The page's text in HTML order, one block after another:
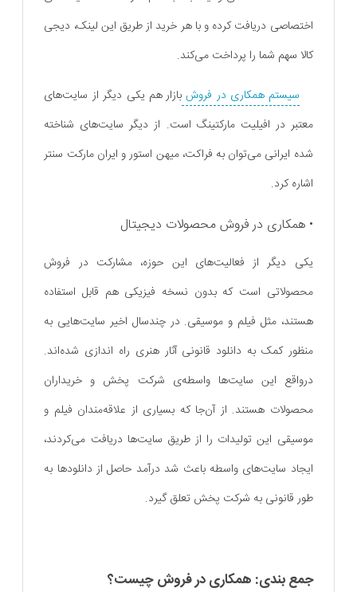
اختصاصی دریافت کرده و با هر خرید از طریق این لینک، دیجی
کالا سهم شما را پرداخت می‌کند.
سیستم همکاری در فروشبازار هم یکی دیگر از سایت‌های
معتبر در افیلیت مارکتینگ است. از دیگر سایت‌های شناخته
شده ایرانی می‌توان به فراکت، میهن استور و ایران مارکت سنتر
اشاره کرد.
• همکاری در فروش محصولات دیجیتال
یکی دیگر از فعالیت‌های این حوزه‌، مشارکت در فروش
محصولاتی است که بدون نسخه فیزیکی هم قابل استفاده
هستند، مثل فیلم و موسیقی. در چندسال اخیر سایت‌هایی به
منظور کمک به دانلود قانونی آثار هنری راه اندازی شده‌اند.
درواقع این سایت‌ها واسطه‌ی شرکت پخش و خریداران
محصولات هستند. از آن‌جا که بسیاری از علاقه‌مندان فیلم و
موسیقی این تولیدات را از طریق سایت‌ها دریافت می‌کردند،
ایجاد سایت‌های واسطه باعث شد درآمد حاصل از دانلودها به
طور قانونی به شرکت پخش تعلق گیرد.
جمع بندی: همکاری در فروش چیست؟